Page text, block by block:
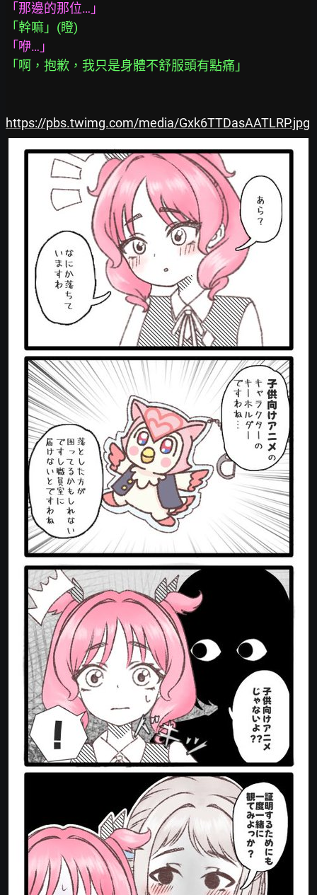
「那邊的那位…」
「幹嘛」(瞪)
「咿…」
「啊，抱歉，我只是身體不舒服頭有點痛」
https://pbs.twimg.com/media/Gxk6TTDasAATLRP.jpg